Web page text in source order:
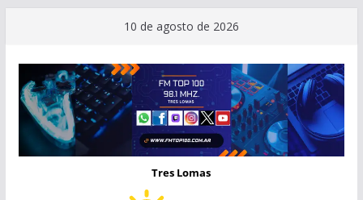
contenido
10 de agosto de 2026
Tres Lomas